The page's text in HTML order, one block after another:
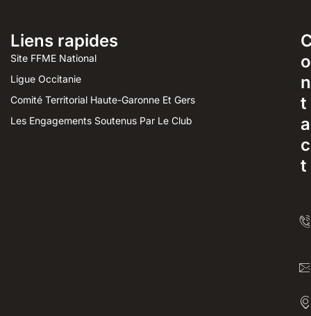
Liens rapides
Site FFME National
Ligue Occitanie
Comité Territorial Haute-Garonne Et Gers
Les Engagements Soutenus Par Le Club
o
n
t
a
c
t